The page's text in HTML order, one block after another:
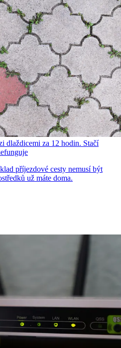
dlaždicemi za 12 hodin. Stačí
příjezdové cesty nemusí být
už máte doma.